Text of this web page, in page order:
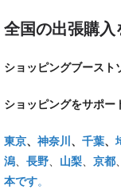
全国の出張購入
ショッピングブースト
ショッピングをサポー
東京、 神奈川 、 千葉、
潟、 長野、 山梨、 京都、
本です。